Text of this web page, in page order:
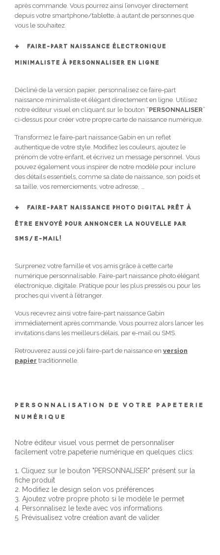
après commande. Vous pourrez ainsi l’envoyer directement
depuis votre smartphone/tablette, à autant de personnes que
vous le souhaitez.
FAIRE-PART NAISSANCE ÉLECTRONIQUE
MINIMALISTE À PERSONNALISER EN LIGNE
Décliné de la version papier, personnalisez ce faire-part
naissance minimaliste et élégant directement en ligne. Utilisez
notre éditeur visuel en cliquant sur le bouton “PERSONNALISER”
ci-dessus pour créer votre propre carte de naissance numérique.
Transformez le faire-part naissance Gabin en un reflet
authentique de votre style. Modifiez les couleurs, ajoutez le
prénom de votre enfant, et écrivez un message personnel. Vous
pouvez également vous inspirer de notre modèle pour inclure
des détails essentiels, comme sa date de naissance, son poids et
sa taille, vos remerciements, votre adresse, …
FAIRE-PART NAISSANCE PHOTO DIGITAL PRÊT À
ÊTRE ENVOYÉ POUR ANNONCER LA NOUVELLE PAR
SMS/E-MAIL!
Surprenez votre famille et vos amis grâce à cette carte
numérique personnalisable. Faire-part naissance photo élégant
électronique, digitale. Pratique pour les plus pressés ou pour les
proches qui vivent à l’étranger.
Vous recevrez ainsi votre faire-part naissance Gabin
immédiatement après commande. Vous pourrez alors lancer les
invitations dans les meilleurs délais, par e-mail ou SMS.
Retrouverez aussi ce joli faire-part de naissance en version
papier traditionnelle.
PERSONNALISATION DE VOTRE PAPETERIE
NUMÉRIQUE
Notre éditeur visuel vous permet de personnaliser
facilement votre papeterie numérique en quelques clics:
1. Cliquez sur le bouton "PERSONNALISER" présent sur la
fiche produit
2. Modifiez le design selon vos préférences
3. Ajoutez votre propre photo si le modèle le permet
4. Personnalisez le texte avec vos informations
5. Prévisualisez votre création avant de valider